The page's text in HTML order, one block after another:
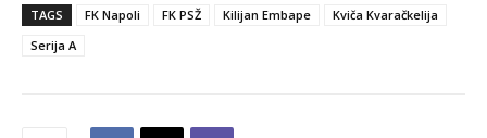
TAGS FK Napoli FK PSŽ Kilijan Embape
Kviča Kvaračkelija
Serija A